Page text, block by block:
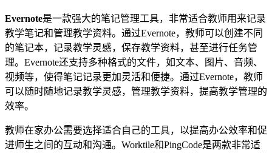
Evernote是一款强大的笔记管理工具，非常适合教师用来记录
教学笔记和管理教学资料。通过Evernote，教师可以创建不同
的笔记本，记录教学灵感，保存教学资料，甚至进行任务管
理。Evernote还支持多种格式的文件，如文本、图片、音频、
视频等，使得笔记记录更加灵活和便捷。通过Evernote，教师
可以随时随地记录教学灵感，管理教学资料，提高教学管理的
效率。
教师在家办公需要选择适合自己的工具，以提高办公效率和促
进师生之间的互动和沟通。Worktile和PingCode是两款非常适